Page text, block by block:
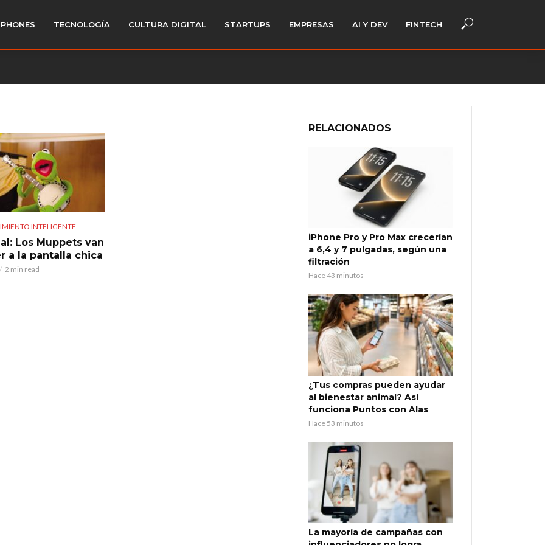
TECNOLOGÍA CULTURA DIGITAL STARTUPS EMPRESAS AI Y DEV FINTECH
INTELIGENTE
Los Muppets van
a la pantalla chica
2 min read
RELACIONADOS
iPhone Pro y Pro Max crecerían
a 6,4 y 7 pulgadas, según una
filtración
Hace 43 minutos
¿Tus compras pueden ayudar
al bienestar animal? Así
funciona Puntos con Alas
Hace 53 minutos
La mayoría de campañas con